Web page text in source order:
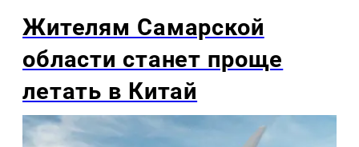
Жителям Самарской
области станет проще
летать в Китай